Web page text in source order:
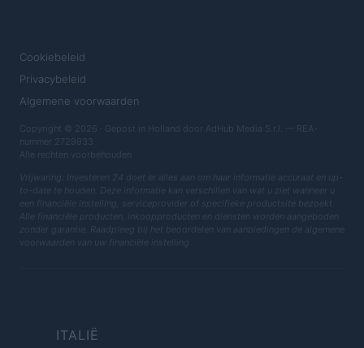
Cookiebeleid
Privacybeleid
Algemene voorwaarden
Copyright © 2026 · Gepost in Holland door AdHub Media S.r.l. — REA-
nummer 2729933
Alle rechten voorbehouden
Vrijwaring: Investeren 24 doet er alles aan om haar informatie accuraat en up-
to-date te houden. Deze informatie kan verschillen van wat u ziet wanneer u
een financiële instelling, serviceprovider of specifieke productsite bezoekt.
Alle financiële producten, inkoopproducten en diensten worden aangeboden
zonder garantie. Raadpleeg bij het beoordelen van aanbiedingen de algemene
voorwaarden van uw financiële instelling.
ITALIË